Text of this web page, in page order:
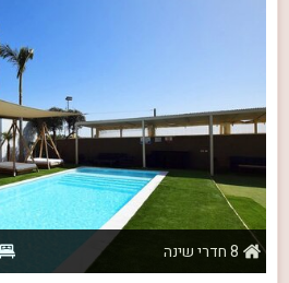
8 חדרי שינה